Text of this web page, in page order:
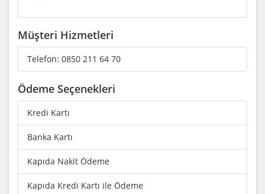
Müşteri Hizmetleri
Telefon: 0850 211 64 70
Ödeme Seçenekleri
Kredi Kartı
Banka Kartı
Kapıda Nakit Ödeme
Kapıda Kredi Kartı ile Ödeme